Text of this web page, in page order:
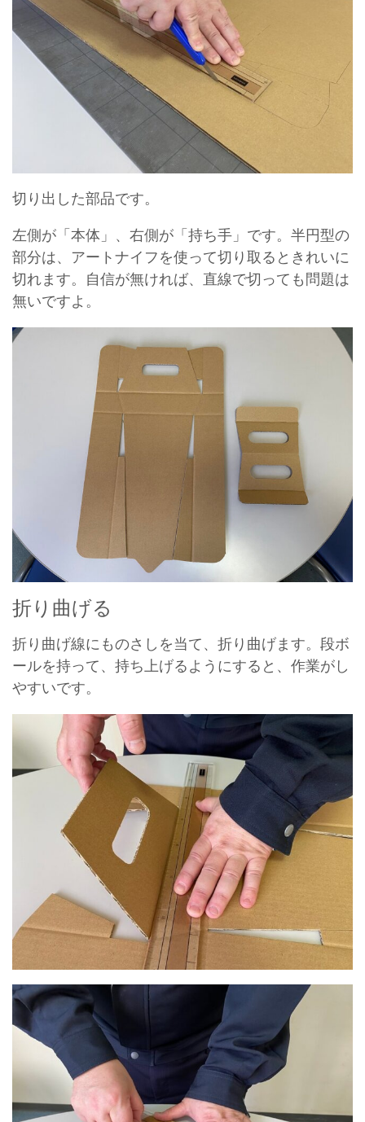
切り出した部品です。
左側が「本体」、右側が「持ち手」です。半円型の
部分は、アートナイフを使って切り取るときれいに
切れます。自信が無ければ、直線で切っても問題は
無いですよ。
折り曲げる
折り曲げ線にものさしを当て、折り曲げます。段ボ
ールを持って、持ち上げるようにすると、作業がし
やすいです。